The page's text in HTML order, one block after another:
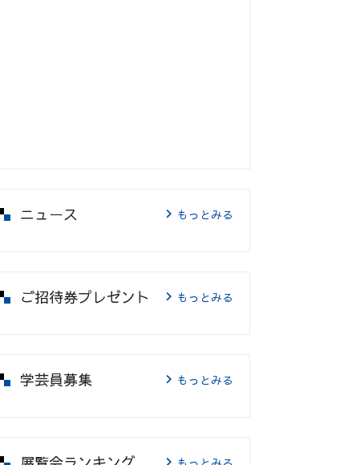
ニュース もっとみる
ご招待券プレゼント もっとみる
学芸員募集 もっとみる